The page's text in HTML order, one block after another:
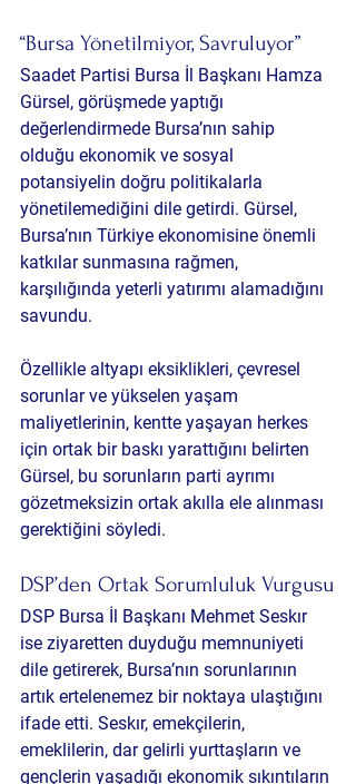
“Bursa Yönetilmiyor, Savruluyor”
Saadet Partisi Bursa İl Başkanı Hamza
Gürsel, görüşmede yaptığı
değerlendirmede Bursa’nın sahip
olduğu ekonomik ve sosyal
potansiyelin doğru politikalarla
yönetilemediğini dile getirdi. Gürsel,
Bursa’nın Türkiye ekonomisine önemli
katkılar sunmasına rağmen,
karşılığında yeterli yatırımı alamadığını
savundu.
Özellikle altyapı eksiklikleri, çevresel
sorunlar ve yükselen yaşam
maliyetlerinin, kentte yaşayan herkes
için ortak bir baskı yarattığını belirten
Gürsel, bu sorunların parti ayrımı
gözetmeksizin ortak akılla ele alınması
gerektiğini söyledi.
DSP’den Ortak Sorumluluk Vurgusu
DSP Bursa İl Başkanı Mehmet Seskır
ise ziyaretten duyduğu memnuniyeti
dile getirerek, Bursa’nın sorunlarının
artık ertelenemez bir noktaya ulaştığını
ifade etti. Seskır, emekçilerin,
emeklilerin, dar gelirli yurttaşların ve
gençlerin yaşadığı ekonomik sıkıntıların